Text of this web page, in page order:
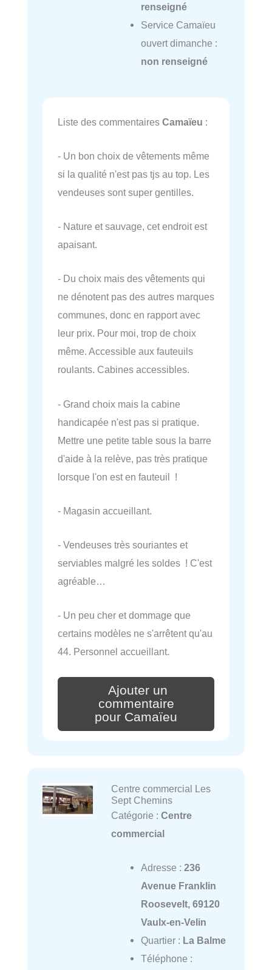
renseigné
Service Camaïeu
ouvert dimanche :
non renseigné
Liste des commentaires Camaïeu :
- Un bon choix de vêtements même
si la qualité n'est pas tjs au top. Les
vendeuses sont super gentilles.
- Nature et sauvage, cet endroit est
apaisant.
- Du choix mais des vêtements qui
ne dénotent pas des autres marques
communes, donc en rapport avec
leur prix. Pour moi, trop de choix
même. Accessible aux fauteuils
roulants. Cabines accessibles.
- Grand choix mais la cabine
handicapée n'est pas si pratique.
Mettre une petite table sous la barre
d'aide à la relève, pas très pratique
lorsque l'on est en fauteuil !
- Magasin accueillant.
- Vendeuses très souriantes et
serviables malgré les soldes ! C'est
agréable…
- Un peu cher et dommage que
certains modèles ne s'arrêtent qu'au
44. Personnel accueillant.
Ajouter un
commentaire
pour Camaïeu
Centre commercial Les
Sept Chemins
Catégorie : Centre
commercial
Adresse : 236
Avenue Franklin
Roosevelt, 69120
Vaulx-en-Velin
Quartier : La Balme
Téléphone :